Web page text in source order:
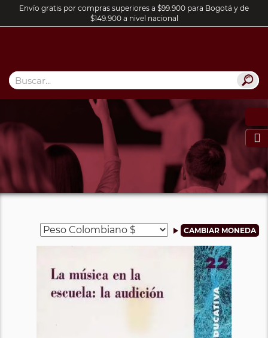
Envío gratis por compras superiores a $99.900 para Bogotá y de
$149.900 a nivel nacional
